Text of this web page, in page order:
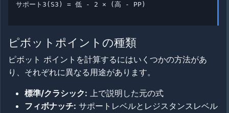
サポート3(S3) = 低 - 2 × (高 - PP)
ピボットポイントの種類
ピボット ポイントを計算するにはいくつかの方法があ
り、それぞれに異なる用途があります。
標準/クラシック: 上で説明した元の式
フィボナッチ: サポートレベルとレジスタンスレベル